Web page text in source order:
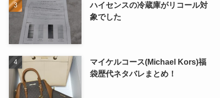
ハイセンスの冷蔵庫がリコール対
象でした
マイケルコース(Michael Kors)福
袋歴代ネタバレまとめ！